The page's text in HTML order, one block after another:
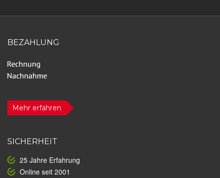
BEZAHLUNG
Mehr erfahren
SICHERHEIT
25 Jahre Erfahrung
Online seit 2001